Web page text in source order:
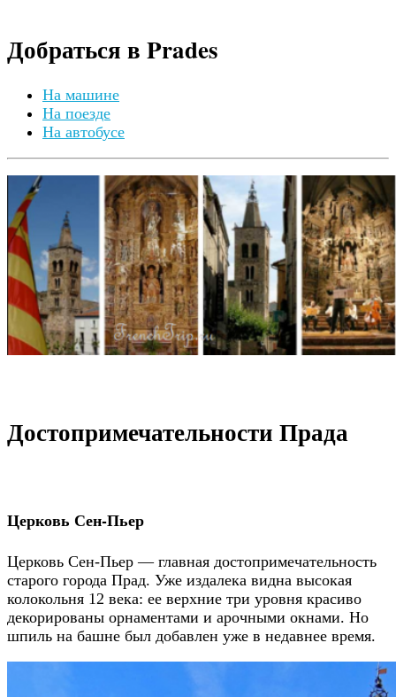
Добраться в Prades
На машине
На поезде
На автобусе
Достопримечательности Прада
Церковь Сен-Пьер
Церковь Сен-Пьер — главная достопримечательность
старого города Прад. Уже издалека видна высокая
колокольня 12 века: ее верхние три уровня красиво
декорированы орнаментами и арочными окнами. Но
шпиль на башне был добавлен уже в недавнее время.